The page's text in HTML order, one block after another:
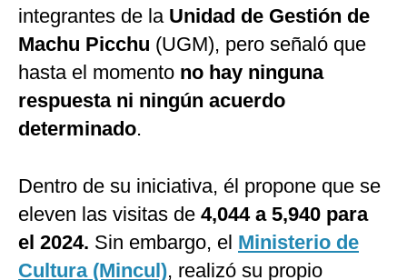
integrantes de la Unidad de Gestión de
Machu Picchu (UGM), pero señaló que
hasta el momento no hay ninguna
respuesta ni ningún acuerdo
determinado.
Dentro de su iniciativa, él propone que se
eleven las visitas de 4,044 a 5,940 para
el 2024. Sin embargo, el Ministerio de
Cultura (Mincul), realizó su propio